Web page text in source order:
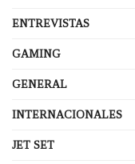
ENTREVISTAS
GAMING
GENERAL
INTERNACIONALES
JET SET